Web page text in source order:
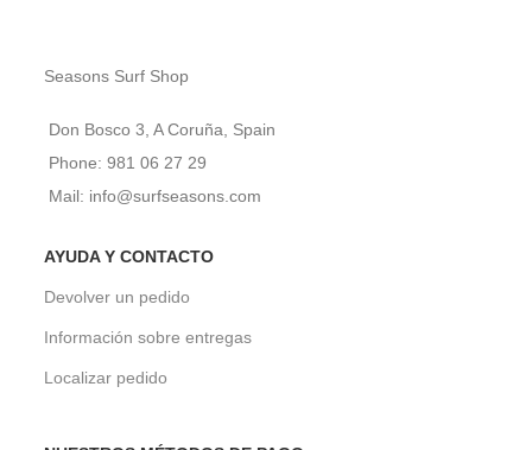
Seasons Surf Shop
Don Bosco 3, A Coruña, Spain
Phone: 981 06 27 29
Mail: info@surfseasons.com
AYUDA Y CONTACTO
Devolver un pedido
Información sobre entregas
Localizar pedido